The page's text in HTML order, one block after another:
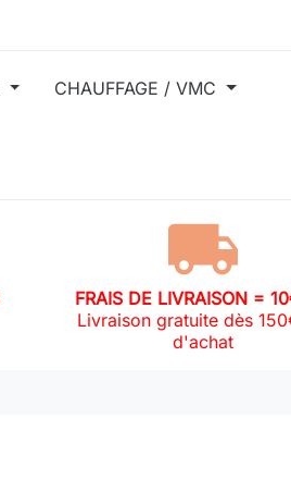
CHAUFFAGE / VMC
FRAIS DE LIVRAISON =
Livraison gratuite dès
d'achat